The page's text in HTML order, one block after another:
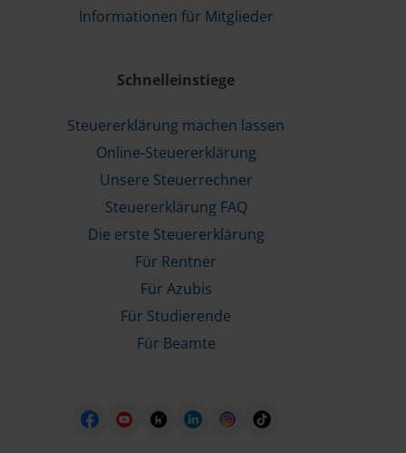
Informationen für Mitglieder
Schnelleinstiege
Steuererklärung machen lassen
Online-Steuererklärung
Unsere Steuerrechner
Steuererklärung FAQ
Die erste Steuererklärung
Für Rentner
Für Azubis
Für Studierende
Für Beamte